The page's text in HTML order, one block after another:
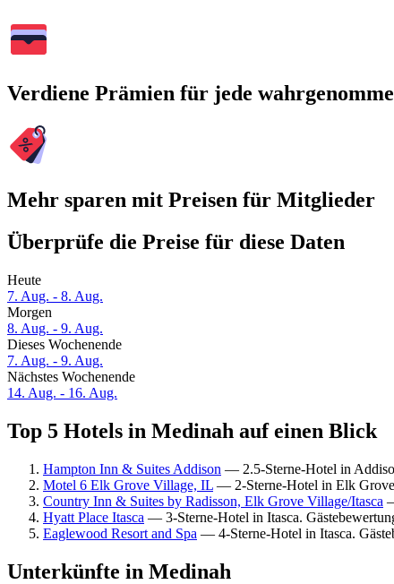
Verdiene Prämien für jede
Mehr sparen mit Preisen für Mitglieder
Überprüfe die Preise für diese Daten
Heute
7. Aug. - 8. Aug.
Morgen
8. Aug. - 9. Aug.
Dieses Wochenende
7. Aug. - 9. Aug.
Nächstes Wochenende
14. Aug. - 16. Aug.
Top 5 Hotels in Medinah auf einen Blick
Hampton Inn & Suites Addison — 2.5-Sterne-Hotel in
Motel 6 Elk Grove Village, IL — 2-Sterne-Hotel in Elk
Country Inn & Suites by Radisson, Elk Grove Village/Itasca
Hyatt Place Itasca — 3-Sterne-Hotel in Itasca.
Eaglewood Resort and Spa — 4-Sterne-Hotel in Itasca.
Unterkünfte in Medinah